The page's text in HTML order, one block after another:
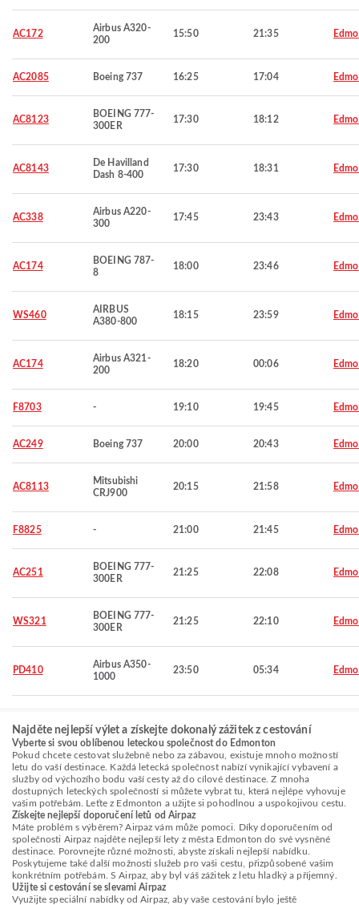
AC172
Airbus A320-
200
15:50 21:35
AC2085 Boeing 737 16:25 17:04
AC8123
BOEING 777-
300ER
17:30 18:12
AC8143
De Havilland
Dash 8-400
17:30 18:31
AC338
Airbus A220-
300
17:45 23:43
AC174
BOEING 787-
8
18:00 23:46
WS460
AIRBUS
A380-800
18:15 23:59
AC174
Airbus A321-
200
18:20 00:06
F8703 - 19:10 19:45
AC249 Boeing 737 20:00 20:43
AC8113
Mitsubishi
CRJ900
20:15 21:58
F8825 - 21:00 21:45
AC251
BOEING 777-
300ER
21:25 22:08
WS321
BOEING 777-
300ER
21:25 22:10
PD410
Airbus A350-
1000
23:50 05:34
Najděte nejlepší výlet a získejte dokonalý zážitek z cestování
Vyberte si svou oblíbenou leteckou společnost do Edmonton
Pokud chcete cestovat služebně nebo za zábavou, existuje mnoho možností
letu do vaší destinace. Každá letecká společnost nabízí vynikající vybavení a
služby od výchozího bodu vaší cesty až do cílové destinace. Z mnoha
dostupných leteckých společností si můžete vybrat tu, která nejlépe vyhovuje
vašim potřebám. Leťte z Edmonton a užijte si pohodlnou a uspokojivou cestu.
Získejte nejlepší doporučení letů od Airpaz
Máte problém s výběrem? Airpaz vám může pomoci. Díky doporučením od
společnosti Airpaz najděte nejlepší lety z města Edmonton do své vysněné
destinace. Porovnejte různé možnosti, abyste získali nejlepší nabídku.
Poskytujeme také další možnosti služeb pro vaši cestu, přizpůsobené vašim
konkrétním potřebám. S Airpaz, aby byl váš zážitek z letu hladký a příjemný.
Užijte si cestování se slevami Airpaz
Využijte speciální nabídky od Airpaz, aby vaše cestování bylo ještě